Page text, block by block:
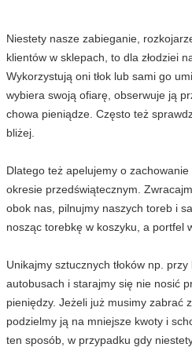
Niestety nasze zabieganie,
klientów w sklepach, to dla złodziei
Wykorzystują oni tłok lub sami go
wybiera swoją ofiarę, obserwuje ją
chowa pieniądze. Często też
bliżej.
Dlatego też apelujemy o
okresie przedświątecznym.
obok nas, pilnujmy naszych toreb i
nosząc torebkę w koszyku, a portfel
Unikajmy sztucznych tłoków np.
autobusach i starajmy się nie nosić
pieniędzy. Jeżeli już musimy zabrać
podzielmy ją na mniejsze kwoty i
ten sposób, w przypadku gdy